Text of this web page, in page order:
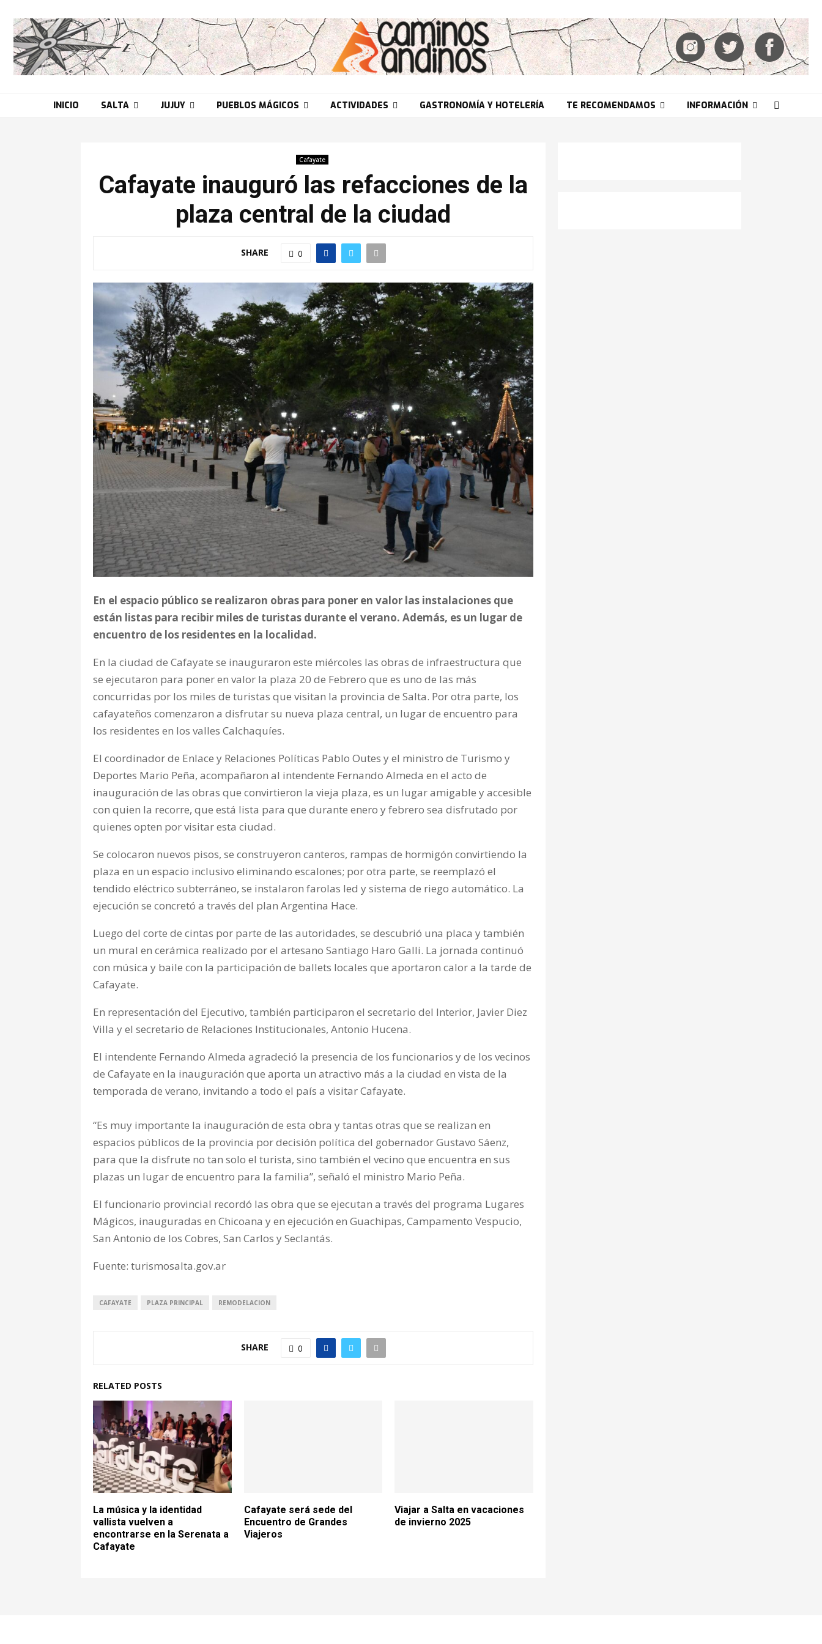
INICIO SALTA JUJUY PUEBLOS MÁGICOS ACTIVIDADES GASTRONOMÍA Y HOTELERÍA TE RECOMENDAMOS INFORMACIÓN
Cafayate
Cafayate inauguró las refacciones de la
plaza central de la ciudad
SHARE 0
En el espacio público se realizaron obras para poner en valor las instalaciones que
están listas para recibir miles de turistas durante el verano. Además, es un lugar de
encuentro de los residentes en la localidad.
En la ciudad de Cafayate se inauguraron este miércoles las obras de infraestructura que
se ejecutaron para poner en valor la plaza 20 de Febrero que es uno de las más
concurridas por los miles de turistas que visitan la provincia de Salta. Por otra parte, los
cafayateños comenzaron a disfrutar su nueva plaza central, un lugar de encuentro para
los residentes en los valles Calchaquíes.
El coordinador de Enlace y Relaciones Políticas Pablo Outes y el ministro de Turismo y
Deportes Mario Peña, acompañaron al intendente Fernando Almeda en el acto de
inauguración de las obras que convirtieron la vieja plaza, es un lugar amigable y accesible
con quien la recorre, que está lista para que durante enero y febrero sea disfrutado por
quienes opten por visitar esta ciudad.
Se colocaron nuevos pisos, se construyeron canteros, rampas de hormigón convirtiendo la
plaza en un espacio inclusivo eliminando escalones; por otra parte, se reemplazó el
tendido eléctrico subterráneo, se instalaron farolas led y sistema de riego automático. La
ejecución se concretó a través del plan Argentina Hace.
Luego del corte de cintas por parte de las autoridades, se descubrió una placa y también
un mural en cerámica realizado por el artesano Santiago Haro Galli. La jornada continuó
con música y baile con la participación de ballets locales que aportaron calor a la tarde de
Cafayate.
En representación del Ejecutivo, también participaron el secretario del Interior, Javier Diez
Villa y el secretario de Relaciones Institucionales, Antonio Hucena.
El intendente Fernando Almeda agradeció la presencia de los funcionarios y de los vecinos
de Cafayate en la inauguración que aporta un atractivo más a la ciudad en vista de la
temporada de verano, invitando a todo el país a visitar Cafayate.
“Es muy importante la inauguración de esta obra y tantas otras que se realizan en
espacios públicos de la provincia por decisión política del gobernador Gustavo Sáenz,
para que la disfrute no tan solo el turista, sino también el vecino que encuentra en sus
plazas un lugar de encuentro para la familia”, señaló el ministro Mario Peña.
El funcionario provincial recordó las obra que se ejecutan a través del programa Lugares
Mágicos, inauguradas en Chicoana y en ejecución en Guachipas, Campamento Vespucio,
San Antonio de los Cobres, San Carlos y Seclantás.
Fuente: turismosalta.gov.ar
CAFAYATE PLAZA PRINCIPAL REMODELACION
SHARE 0
RELATED POSTS
La música y la identidad
vallista vuelven a
encontrarse en la Serenata a
Cafayate
Cafayate será sede del
Encuentro de Grandes
Viajeros
Viajar a Salta en vacaciones
de invierno 2025